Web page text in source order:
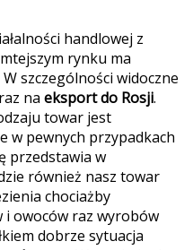
handlowej z
rynku ma
szczególności widoczne
na eksport do Rosji.
towar jest
w pewnych przypadkach
przedstawia w
również nasz towar
chociażby
i owoców raz wyrobów
dobrze sytuacja